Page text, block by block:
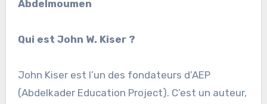
Abdelmoumen
Qui est John W. Kiser ?
John Kiser est l’un des fondateurs d’AEP
(Abdelkader Education Project). C’est un auteur,